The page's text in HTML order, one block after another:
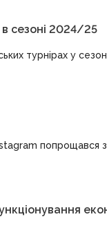
в сезоні 2024/25
турнірах у
попрощався